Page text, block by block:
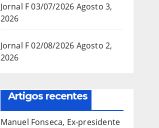
Jornal F 03/07/2026 Agosto 3,
2026
Jornal F 02/08/2026 Agosto 2,
2026
Artigos recentes
Manuel Fonseca, Ex-presidente